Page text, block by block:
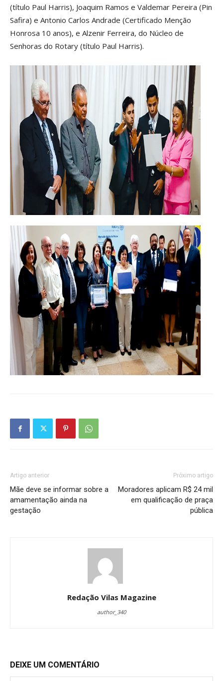
(título Paul Harris), Joaquim Ramos e Valdemar Pereira (Pin
Safira) e Antonio Carlos Andrade (Certificado Menção
Honrosa 10 anos), e Alzenir Ferreira, do Núcleo de
Senhoras do Rotary (título Paul Harris).
Artigo anterior
Mãe deve se informar sobre a
amamentação ainda na
gestação
Próximo artigo
Moradores aplicam R$ 24 mil
em qualificação de praça
pública
Redação Vilas Magazine
author_340
DEIXE UM COMENTÁRIO